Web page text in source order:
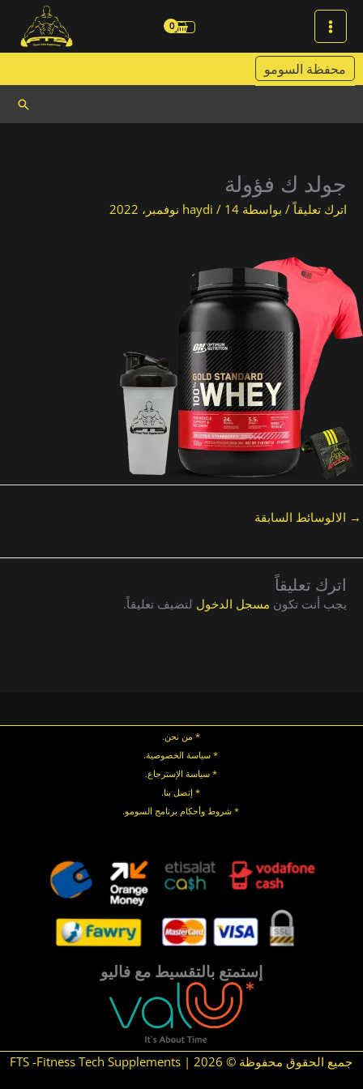
تخطي
المحتوى
محفظة السومو
جولد ك فؤولة
اترك تعليقاً / بواسطة haydi / 14 نوفمبر، 2022
→ الالوسائط السابقة
اترك تعليقاً
يجب أنت تكون مسجل الدخول لتضيف تعليقاً.
* من نحن.
* سياسة الخصوصية.
*سياسة الإسترجاع.
* إتصل بنا.
* شروط وأحكام برنامج السومو.
إستمتع بالتقسيط مع فاليو
جميع الحقوق محفوظة © 2026 | FTS -Fitness Tech Supplements